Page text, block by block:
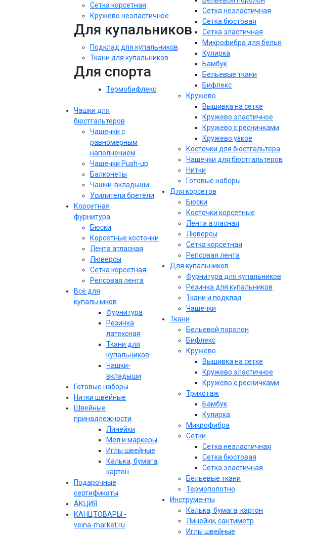
Сетка корсетная
Кружево неэластичное
Для купальников
Подклад для купальников
Ткани для купальников
Для спорта
Термобифлекс
Чашки для
бюстгальтеров
Чашечки с
равномерным
наполнением
Чашечки Push-up
Балконеты
Чашки-вкладыши
Усилители бретели
Корсетная
фурнитура
Бюски
Корсетные косточки
Лента атласная
Люверсы
Сетка корсетная
Репсовая лента
Всё для
купальников
Фурнитура
Резинка
латексная
Ткани для
купальников
Чашки-
вкладыши
Готовые наборы
Нитки швейные
Швейные
принадлежности
Линейки
Мел и маркеры
Иглы швейные
Калька, бумага,
картон
Подарочные
сертификаты
АКЦИЯ
КАНЦТОВАРЫ -
veina-market.ru
Сетка неэластичная
Сетка бюстовая
Сетка эластичная
Микрофибра для белья
Кулирка
Бамбук
Бельевые ткани
Бифлекс
Кружево
Вышивка на сетке
Кружево эластичное
Кружево с ресничками
Кружево узкое
Косточки для бюстгальтера
Чашечки для бюстгальтеров
Нитки
Готовые наборы
Для корсетов
Бюски
Косточки корсетные
Лента атласная
Люверсы
Сетка корсетная
Репсовая лента
Для купальников
Фурнитура для купальников
Резинка для купальников
Ткани и подклад
Чашечки
Ткани
Бельевой поролон
Бифлекс
Кружево
Вышивка на сетке
Кружево эластичное
Кружево с ресничками
Трикотаж
Бамбук
Кулирка
Микрофибра
Сетки
Сетка неэластичная
Сетка бюстовая
Сетка эластичная
Бельевые ткани
Термополотно
Инструменты
Калька, бумага, картон
Линейки, сантиметр
Иглы швейные